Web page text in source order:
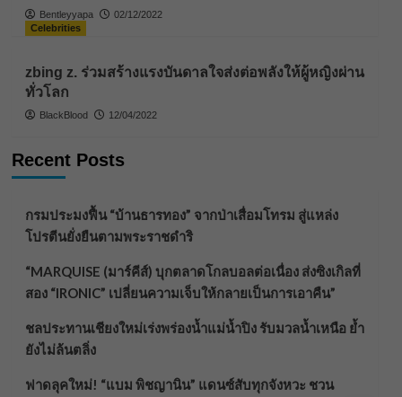
Bentleyyapa
02/12/2022
Celebrities
zbing z. ร่วมสร้างแรงบันดาลใจส่งต่อพลังให้ผู้หญิงผ่าน
ทั่วโลก
BlackBlood 12/04/2022
Recent Posts
กรมประมงฟื้น “บ้านธารทอง” จากป่าเสื่อมโทรม สู่แหล่ง
โปรตีนยั่งยืนตามพระราชดำริ
“MARQUISE (มาร์คีส์) บุกตลาดโกลบอลต่อเนื่อง ส่งซิงเกิลที่
สอง “IRONIC” เปลี่ยนความเจ็บให้กลายเป็นการเอาคืน”
ชลประทานเชียงใหม่เร่งพร่องน้ำแม่น้ำปิง รับมวลน้ำเหนือ ย้ำ
ยังไม่ล้นตลิ่ง
ฟาดลุคใหม่! “แบม พิชญานิน” แดนซ์สับทุกจังหวะ ชวน